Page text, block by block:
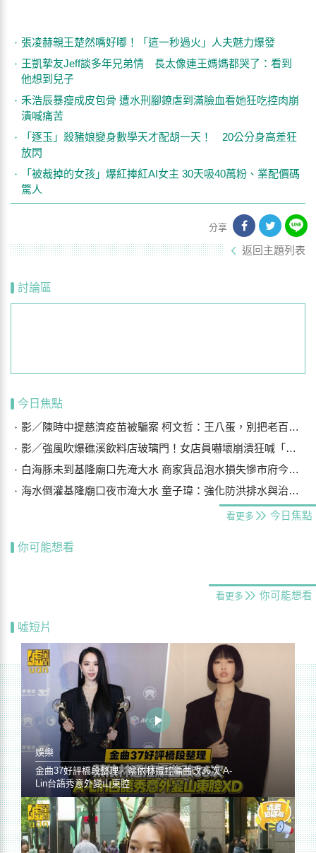
張凌赫親王楚然嘴好嘟！「這一秒過火」人夫魅力爆發
王凱摯友Jeff談多年兄弟情 長太像連王媽媽都哭了：看到
他想到兒子
禾浩辰暴瘦成皮包骨 遭水刑腳鐐虐到滿臉血看她狂吃控肉崩
潰喊痛苦
「逐玉」殺豬娘變身數學天才配胡一天！ 20公分身高差狂
放閃
「被裁掉的女孩」爆紅捧紅AI女主 30天吸40萬粉、業配價碼
驚人
分享
返回主題列表
討論區
今日焦點
影／陳時中提慈濟疫苗被騙案 柯文哲：王八蛋，別把老百姓當白痴
影／強風吹爆礁溪飲料店玻璃門！女店員嚇壞崩潰狂喊「手機在哪？」
白海豚未到基隆廟口先淹大水 商家貨品泡水損失慘市府今研議災損補償
海水倒灌基隆廟口夜市淹大水 童子瑋：強化防洪排水與治水基礎建設
看更多 今日焦點
你可能想看
看更多 你可能想看
噓短片
娛樂
金曲37好評橋段整理／蔡依林遭控編曲改36次 A-
Lin台語秀意外變山東腔